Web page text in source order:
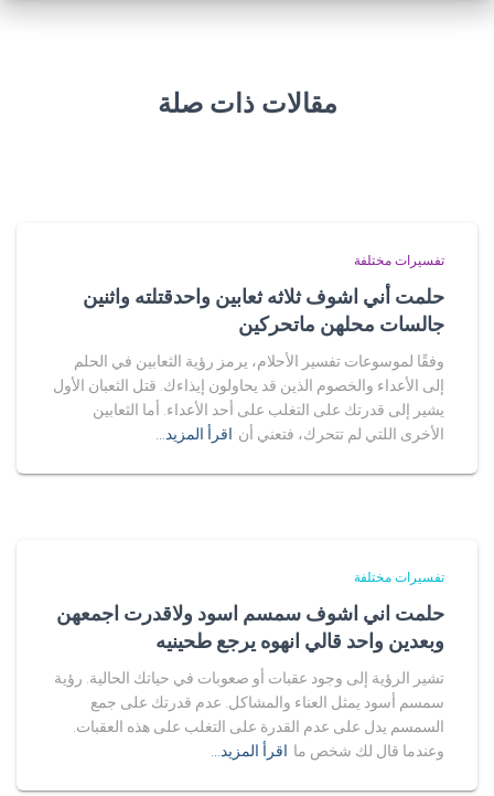
مقالات ذات صلة
تفسيرات مختلفة
حلمت أني اشوف ثلاثه ثعابين واحدقتلته واثنين
جالسات محلهن ماتحركين
وفقًا لموسوعات تفسير الأحلام، يرمز رؤية الثعابين في الحلم
إلى الأعداء والخصوم الذين قد يحاولون إيذاءك. قتل الثعبان الأول
يشير إلى قدرتك على التغلب على أحد الأعداء. أما الثعابين
الأخرى اللتي لم تتحرك، فتعني أن اقرأ المزيد…
تفسيرات مختلفة
حلمت اني اشوف سمسم اسود ولاقدرت اجمعهن
وبعدين واحد قالي انهوه يرجع طحينيه
تشير الرؤية إلى وجود عقبات أو صعوبات في حياتك الحالية. رؤية
سمسم أسود يمثل العناء والمشاكل. عدم قدرتك على جمع
السمسم يدل على عدم القدرة على التغلب على هذه العقبات.
وعندما قال لك شخص ما اقرأ المزيد…